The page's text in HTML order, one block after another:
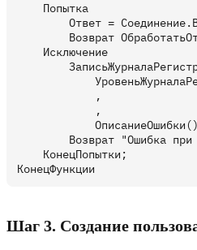
    Попытка
Ответ =
Возврат
    Исключение
            ,
            ,
Возврат "Ошибка при
    КонецПопытки;
Шаг 3. Создание